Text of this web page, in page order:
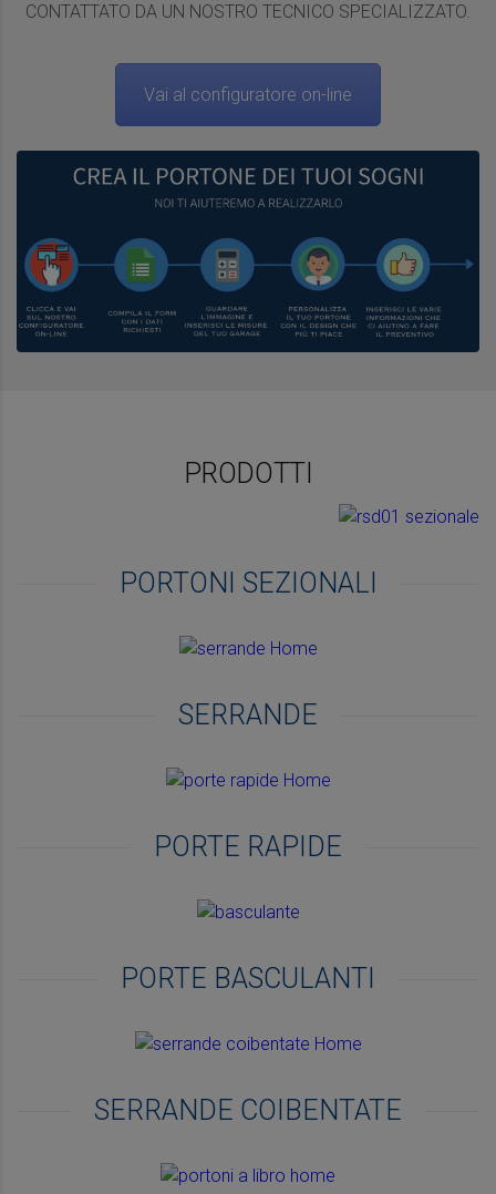
CONTATTATO DA UN NOSTRO TECNICO SPECIALIZZATO.
Vai al configuratore on-line
PRODOTTI
PORTONI SEZIONALI
SERRANDE
PORTE RAPIDE
PORTE BASCULANTI
SERRANDE COIBENTATE